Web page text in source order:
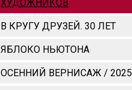
ХУДОЖНИКОВ
В КРУГУ ДРУЗЕЙ. 30 ЛЕТ
ЯБЛОКО НЬЮТОНА
ОСЕННИЙ ВЕРНИСАЖ / 2025